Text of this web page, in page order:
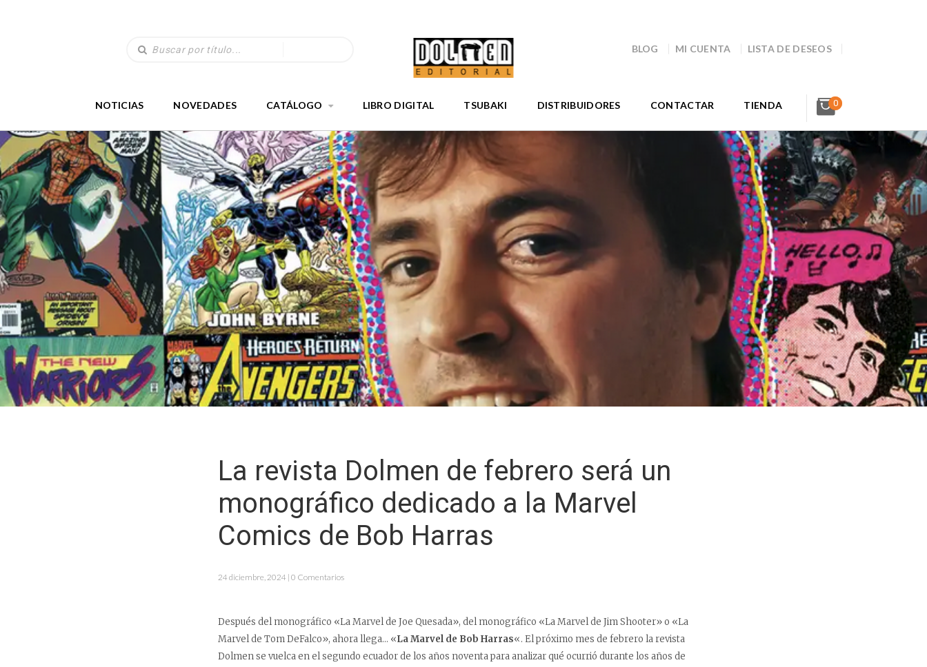
BLOG MI CUENTA LISTA DE DESEOS
NOTICIAS NOVEDADES CATÁLOGO LIBRO DIGITAL TSUBAKI DISTRIBUIDORES CONTACTAR TIENDA 0
La revista Dolmen de febrero será un
monográfico dedicado a la Marvel
Comics de Bob Harras
24 diciembre, 2024 | 0 Comentarios
Después del monográfico «La Marvel de Joe Quesada», del monográfico «La Marvel de Jim Shooter» o «La
Marvel de Tom DeFalco», ahora llega… «La Marvel de Bob Harras«. El próximo mes de febrero la revista
Dolmen se vuelca en el segundo ecuador de los años noventa para analizar qué ocurrió durante los años de